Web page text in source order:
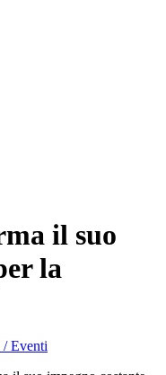
il suo
la
Eventi